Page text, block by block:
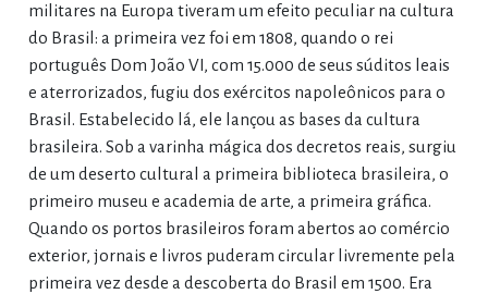
militares na Europa tiveram um efeito peculiar na cultura
do Brasil: a primeira vez foi em 1808, quando o rei
português Dom João VI, com 15.000 de seus súditos leais
e aterrorizados, fugiu dos exércitos napoleônicos para o
Brasil. Estabelecido lá, ele lançou as bases da cultura
brasileira. Sob a varinha mágica dos decretos reais, surgiu
de um deserto cultural a primeira biblioteca brasileira, o
primeiro museu e academia de arte, a primeira gráfica.
Quando os portos brasileiros foram abertos ao comércio
exterior, jornais e livros puderam circular livremente pela
primeira vez desde a descoberta do Brasil em 1500. Era